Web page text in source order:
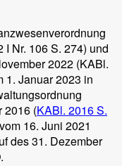
Nr. 106 S. 274) und
2022 (KABl.
1. Januar 2023 in
2016 (KABl. 2016 S.
16. Juni 2021
des 31. Dezember